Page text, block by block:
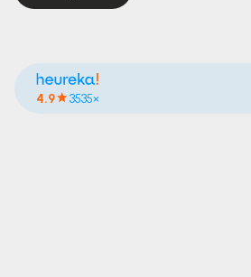
4.9 3535×